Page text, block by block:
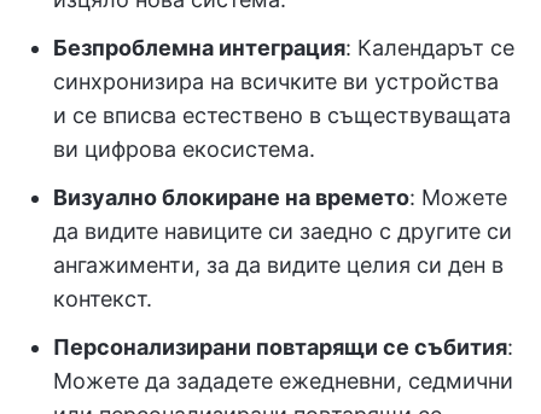
Безпроблемна интеграция: Календарът се
синхронизира на всичките ви устройства
и се вписва естествено в съществуващата
ви цифрова екосистема.
Визуално блокиране на времето: Можете
да видите навиците си заедно с другите си
ангажименти, за да видите целия си ден в
контекст.
Персонализирани повтарящи се събития:
Можете да зададете ежедневни, седмични